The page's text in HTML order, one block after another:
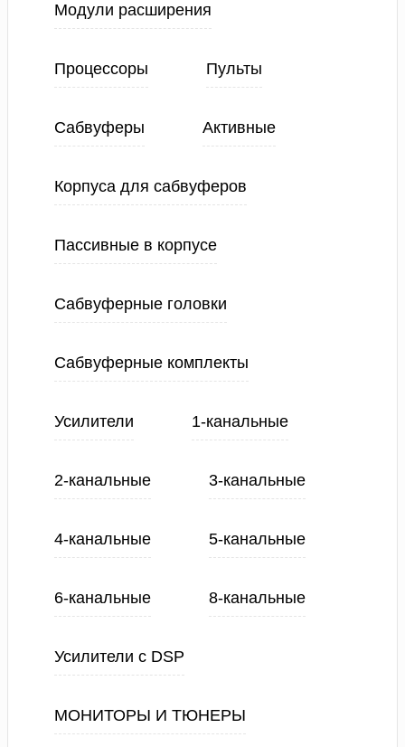
Модули расширения
Процессоры Пульты
Сабвуферы Активные
Корпуса для сабвуферов
Пассивные в корпусе
Сабвуферные головки
Сабвуферные комплекты
Усилители 1-канальные
2-канальные 3-канальные
4-канальные 5-канальные
6-канальные 8-канальные
Усилители с DSP
МОНИТОРЫ И ТЮНЕРЫ